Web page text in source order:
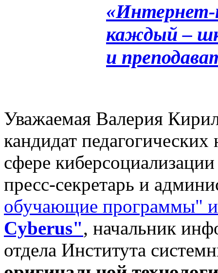
каждый –
и
Уважаемая Валерия
кандидат педагогических
сфере
пресс-секретарь и
обучающие программы"
Cyberus", начальник
отдела Института